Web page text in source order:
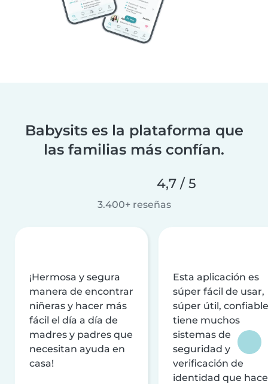
Babysits es la plataforma que
las familias más confían.
4,7 / 5
3.400+ reseñas
¡Hermosa y segura
manera de encontrar
niñeras y hacer más
fácil el día a día de
madres y padres que
necesitan ayuda en
casa!
Esta aplicación es
súper fácil de usar,
súper útil,
tiene muchos
sistemas de
seguridad y
verificación de
identidad que